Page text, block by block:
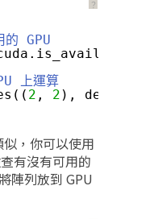
？
的 GPU
上運算
2 , 2 ), device
，你可以使用
有沒有可用的
陣列放到 GPU